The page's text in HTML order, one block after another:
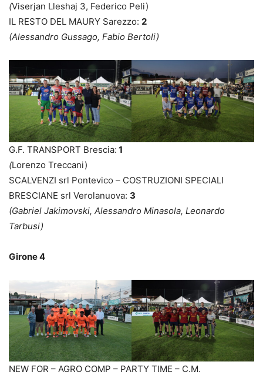
(Viserjan Lleshaj 3, Federico Peli)
IL RESTO DEL MAURY Sarezzo: 2
(Alessandro Gussago, Fabio Bertoli)
G.F. TRANSPORT Brescia: 1
(Lorenzo Treccani)
SCALVENZI srl Pontevico – COSTRUZIONI SPECIALI
BRESCIANE srl Verolanuova: 3
(Gabriel Jakimovski, Alessandro Minasola, Leonardo
Tarbusi)
Girone 4
NEW FOR – AGRO COMP – PARTY TIME – C.M.